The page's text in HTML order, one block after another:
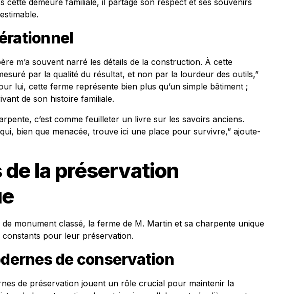
cette demeure familiale, il partage son respect et ses souvenirs
m’a souvent narré les détails de la construction. À cette
par la qualité du résultat, et non par la lourdeur des outils,”
lui, cette ferme représente bien plus qu’un simple bâtiment ;
de son histoire familiale.
c’est comme feuilleter un livre sur les savoirs anciens.
qui, bien que menacée, trouve ici une place pour survivre,” ajoute-
de la préservation
de monument classé, la ferme de M. Martin et sa charpente unique
pour leur préservation.
de conservation
de préservation jouent un rôle crucial pour maintenir la